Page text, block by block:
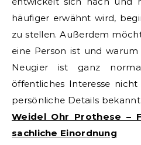
häufiger erwähnt wird,
zu stellen. Außerdem
eine Person ist und
Neugier ist ganz
öffentliches Interesse
persönliche Details bekannt
Weidel Ohr Prothese –
sachliche Einordnung